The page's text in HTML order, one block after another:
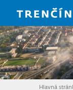
Hlavná